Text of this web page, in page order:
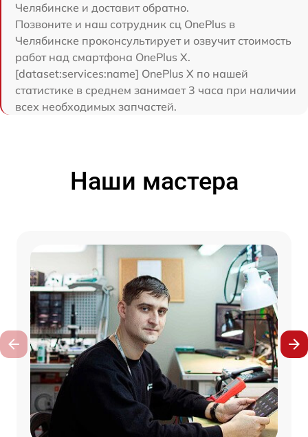
Челябинске и доставит обратно.
Позвоните и наш сотрудник сц OnePlus в
Челябинске проконсультирует и озвучит стоимость
работ над смартфона OnePlus X.
[dataset:services:name] OnePlus X по нашей
статистике в среднем занимает 3 часа при наличии
всех необходимых запчастей.
Наши мастера